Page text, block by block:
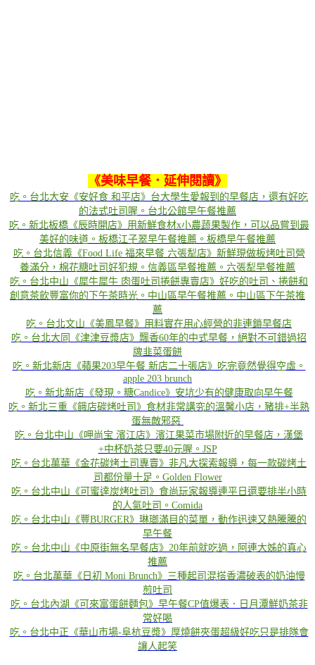
《美味早餐．延伸閱讀》
吃。台北大安《安好食 和平店》台大學生愛報到的早餐店，還有好吃
的法式吐司喔。台北公館早午餐推薦
吃。新北板橋《辰時開店》用新鮮食材x小農蔬果製作，可以品嘗到最
美好的味道。板橋江子翠早午餐推薦。板橋早午餐推薦
吃。台北信義《Food Life 福來早餐 六張犁店》新鮮現做板烤吐司營
養滿分，棉花糖吐司好犯規。信義區早餐推薦。六張犁早餐推薦
吃。台北中山《犀牛犀牛 肉蛋吐司捲餅專賣店》好吃的吐司、捲餅和
創意茶飲豐富你的下午茶時光。中山區早午餐推薦。中山區下午茶推
薦
吃。台北文山《美鳳早餐》用料實在用心經營的非連鎖早餐店
吃。台北大同《津津豆漿店》飄香60年的中式早餐，絕對不可錯過招
牌韭菜蛋餅
吃。新北新店《蘋果203早午餐 新店二十張店》吃完竟然覺得空虛。
apple 203 brunch
吃。新北新店《發現。糖Candice》安坑少有的健康取向早午餐
吃。新北三重《餓店碳烤吐司》食材非常講究的溫馨小店，豬排+半熟
蛋無敵邪惡​​​​​​
吃。台北中山《呷尚宝 濱江店》濱江果菜市場附近的早餐店，漢堡
+中杯奶茶只要40元喔。JSP
吃。台北萬華《金花碳烤土司專賣》非凡大探索報導，每一款碳烤土
司都份量十足。Golden Flower
吃。台北中山《可蜜達炭烤吐司》食尚玩家報導連平日還要排半小時
的人氣吐司。Comida
吃。台北中山《豐BURGER》琳瑯滿目的菜單，動作迅速又熱騰騰的
早午餐
吃。台北中山《中原街無名早餐店》20年前就吃過，阿連大姊的真心
推薦
吃。台北萬華《日初 Moni Brunch》三種起司混搭香濃破表的奶油慢
煎吐司
吃。台北內湖《可來富蛋餅麵包》早午餐CP值爆表．日月潭鮮奶茶非
常好喝
吃。台北中正《華山市場-阜杭豆漿》厚燒餅夾蛋超級好吃只是排隊會
讓人起笑